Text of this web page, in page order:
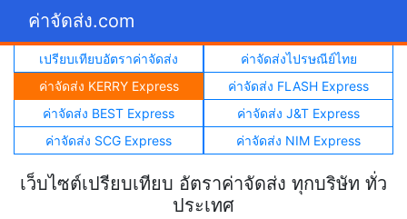
ค่าจัดส่ง.com
เปรียบเทียบอัตราค่าจัดส่ง
ค่าจัดส่งไปรษณีย์ไทย
ค่าจัดส่ง KERRY Express
ค่าจัดส่ง FLASH Express
ค่าจัดส่ง BEST Express
ค่าจัดส่ง J&T Express
ค่าจัดส่ง SCG Express
ค่าจัดส่ง NIM Express
เว็บไซต์เปรียบเทียบ อัตราค่าจัดส่ง ทุกบริษัท ทั่ว
ประเทศ